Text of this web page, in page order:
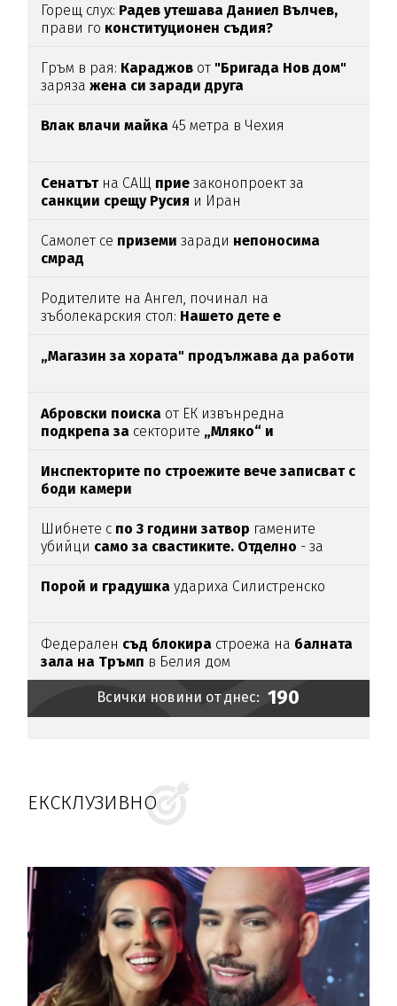
Горещ слух: Радев утешава Даниел Вълчев,
прави го конституционен съдия?
Гръм в рая: Караджов от "Бригада Нов дом"
зарязажена си заради друга
Влак влачи майка 45 метра в Чехия
Сенатътна САЩ прие законопроект за
санкции срещу Русия и Иран
Самолет се приземи заради непоносима
смрад
Родителите на Ангел, починал на
зъболекарския стол: Нашето дете е
антидотътнаупойката
„Магазин за хората" продължава да работи
Абровски поиска от ЕК извънредна
подкрепа за секторите „Мляко“ и
Инспекторите по строежите вече записват с
боди камери
Шибнете с по 3 години затвор гамените
убийци само за свастиките. Отделно - за
Порой и градушка удариха Силистренско
Федерален съд блокира строежа на балната
зала на Тръмп в Белия дом
Всички новини от днес: 190
ЕКСКЛУЗИВНО